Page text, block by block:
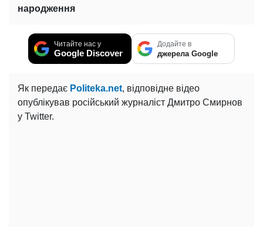
народження
Читайте нас у
Google Discover
Додайте в
джерела Google
Як передає Politeka.net, відповідне відео
опублікував російський журналіст Дмитро Смирнов
у Twitter.